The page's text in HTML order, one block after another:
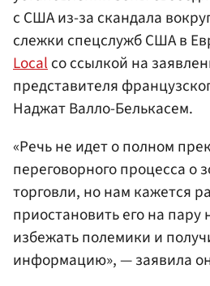
с США из-за скандала
слежки спецслужб США в
Localсо ссылкой на
представителя
Наджат Валло-Белькасем.
«Речь не идет о полном
переговорного процесса о
торговли, но нам кажется
приостановить его на пару
избежать полемики и
информацию», — заявила